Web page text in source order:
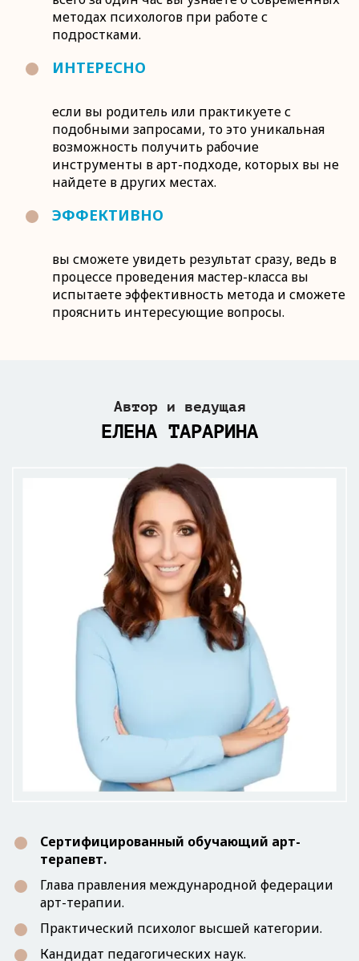
методах психологов при работе с
подростками.
ИНТЕРЕСНО
если вы родитель или практикуете с
подобными запросами, то это уникальная
возможность получить рабочие
инструменты в арт-подходе, которых вы не
найдете в других местах.
ЭФФЕКТИВНО
вы сможете увидеть результат сразу, ведь в
процессе проведения мастер-класса вы
испытаете эффективность метода и сможете
прояснить интересующие вопросы.
Автор и ведущая
ЕЛЕНА ТАРАРИНА
Сертифицированный обучающий арт-
терапевт.
Глава правления международной федерации
арт-терапии.
Практический психолог высшей категории.
Кандидат педагогических наук.